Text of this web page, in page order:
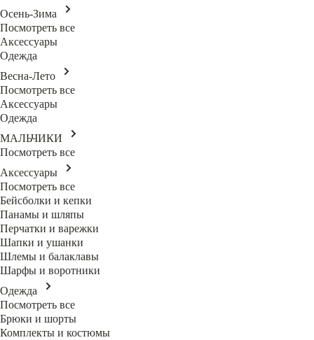
Осень-Зима
Посмотреть все
Аксессуары
Одежда
Весна-Лето
Посмотреть все
Аксессуары
Одежда
МАЛЬЧИКИ
Посмотреть все
Аксессуары
Посмотреть все
Бейсболки и кепки
Панамы и шляпы
Перчатки и варежки
Шапки и ушанки
Шлемы и балаклавы
Шарфы и воротники
Одежда
Посмотреть все
Брюки и шорты
Комплекты и костюмы